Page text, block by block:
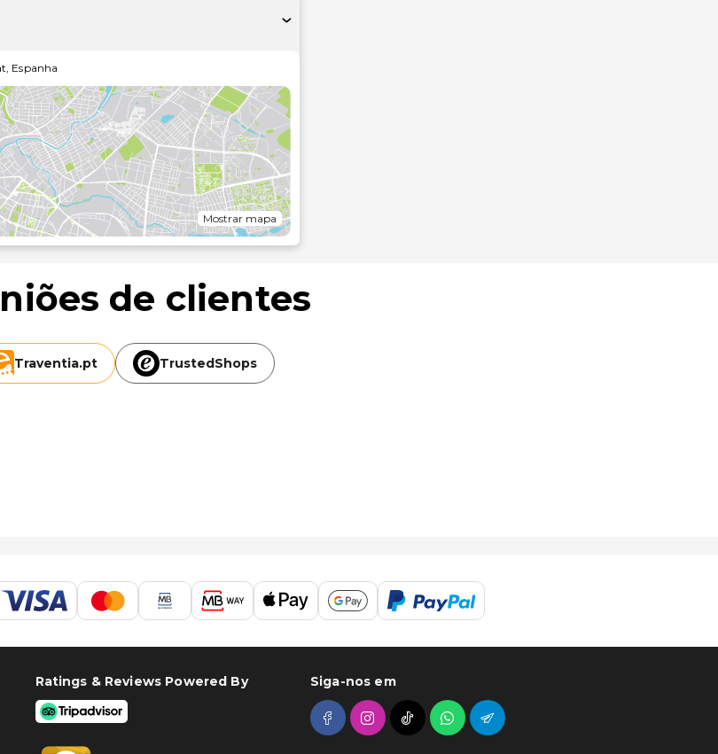
estacionar o seu automóvel no parque de
também incluídos nas ofertas do hotel.
cabo, ar condicionado, aquecimento
de-sol à disposição dos hóspedes. É
de animação contribuirá para o seu
em sistema de buffet.
, Espanha
Mostrar mapa
de clientes
Traventia.pt TrustedShops
Ratings & Reviews Powered By Siga-nos em